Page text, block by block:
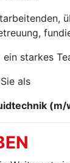
starkes
als
(m/